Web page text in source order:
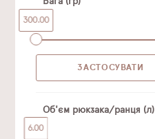
300.00
Об'єм рюкзака/ранця (л)
6.00